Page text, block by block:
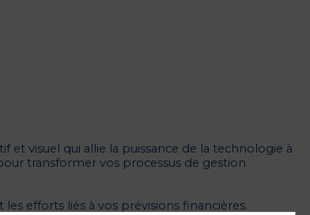
visuel qui allie la puissance de la technologie à
transformer vos processus de gestion
efforts liés à vos prévisions financières.